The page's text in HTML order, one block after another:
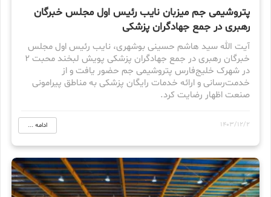
پتروشیمی جم میزبان نایب رئیس اول مجلس خبرگان
رهبری در جمع جهادگران پزشکی
آیت الله سید هاشم حسینی بوشهری، نایب رئیس اول مجلس
خبرگان رهبری در جمع جهادگران پزشکی پویش لبخند محبت ۲
در شهرک خلیج‌فارس پتروشیمی جم حضور یافت و از
خدمت‌رسانی و ارائه خدمات رایگان پزشکی به مناطق پیرامونی
صنعت اظهار رضایت کرد.
1403/12/2 ادامه ...